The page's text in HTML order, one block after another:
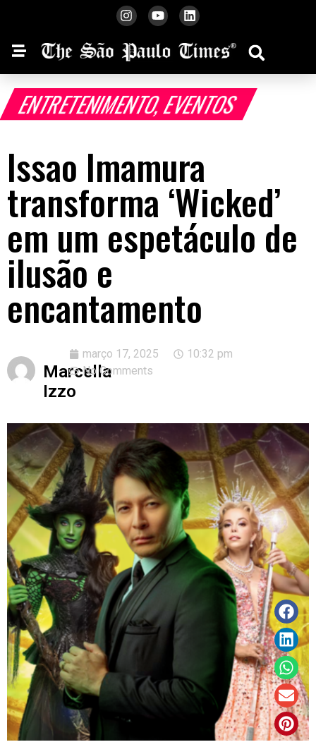
ENTRETENIMENTO
,
EVENTOS
Issao Imamura
transforma ‘Wicked’
em um espetáculo de
ilusão e
encantamento
Marcella
Izzo
março 17, 2025
10:32 pm
No Comments